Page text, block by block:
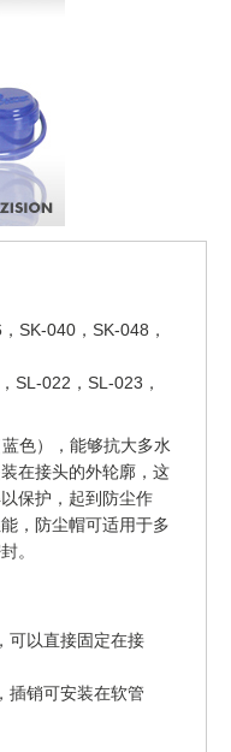
SK-040，SK-048，
SL-022，SL-023，
色），能够抗大多水
在接头的外轮廓，这
保护，起到防尘作
，防尘帽可适用于多
。
可以直接固定在接
插销可安装在软管